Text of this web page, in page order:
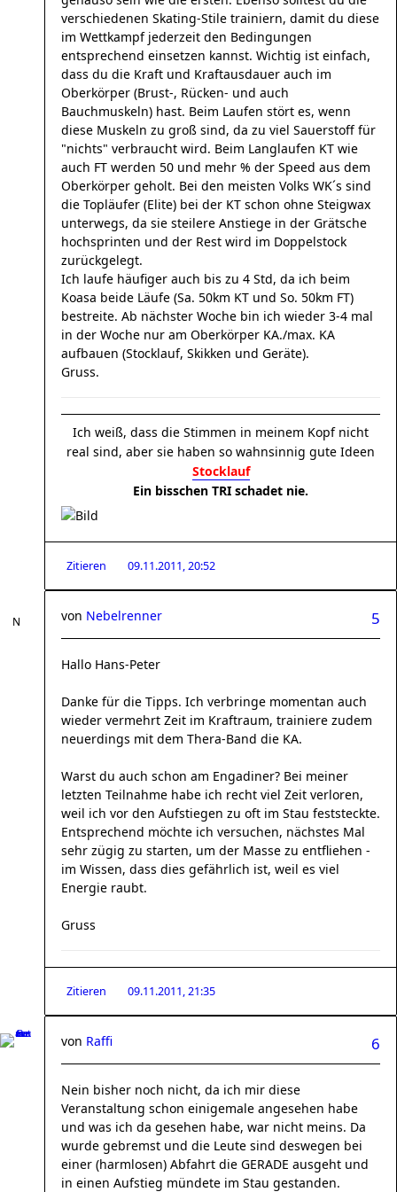
verschiedenen Skating-Stile trainiern, damit du diese
im Wettkampf jederzeit den Bedingungen
entsprechend einsetzen kannst. Wichtig ist einfach,
dass du die Kraft und Kraftausdauer auch im
Oberkörper (Brust-, Rücken- und auch
Bauchmuskeln) hast. Beim Laufen stört es, wenn
diese Muskeln zu groß sind, da zu viel Sauerstoff für
"nichts" verbraucht wird. Beim Langlaufen KT wie
auch FT werden 50 und mehr % der Speed aus dem
Oberkörper geholt. Bei den meisten Volks WK´s sind
die Topläufer (Elite) bei der KT schon ohne Steigwax
unterwegs, da sie steilere Anstiege in der Grätsche
hochsprinten und der Rest wird im Doppelstock
zurückgelegt.
Ich laufe häufiger auch bis zu 4 Std, da ich beim
Koasa beide Läufe (Sa. 50km KT und So. 50km FT)
bestreite. Ab nächster Woche bin ich wieder 3-4 mal
in der Woche nur am Oberkörper KA./max. KA
aufbauen (Stocklauf, Skikken und Geräte).
Gruss.
Ich weiß, dass die Stimmen in meinem Kopf nicht
real sind, aber sie haben so wahnsinnig gute Ideen
Stocklauf
Ein bisschen TRI schadet nie.
Zitieren 09.11.2011, 20:52
5
von Nebelrenner
Hallo Hans-Peter
Danke für die Tipps. Ich verbringe momentan auch
wieder vermehrt Zeit im Kraftraum, trainiere zudem
neuerdings mit dem Thera-Band die KA.
Warst du auch schon am Engadiner? Bei meiner
letzten Teilnahme habe ich recht viel Zeit verloren,
weil ich vor den Aufstiegen zu oft im Stau feststeckte.
Entsprechend möchte ich versuchen, nächstes Mal
sehr zügig zu starten, um der Masse zu entfliehen -
im Wissen, dass dies gefährlich ist, weil es viel
Energie raubt.
Gruss
Zitieren 09.11.2011, 21:35
6
von Raffi
Nein bisher noch nicht, da ich mir diese
Veranstaltung schon einigemale angesehen habe
und was ich da gesehen habe, war nicht meins. Da
wurde gebremst und die Leute sind deswegen bei
einer (harmlosen) Abfahrt die GERADE ausgeht und
in einen Aufstieg mündete im Stau gestanden.